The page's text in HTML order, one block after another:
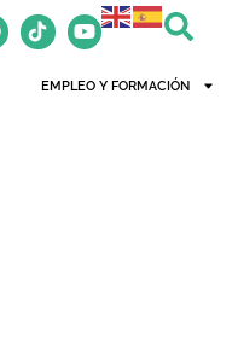
EMPLEO Y FORMACIÓN